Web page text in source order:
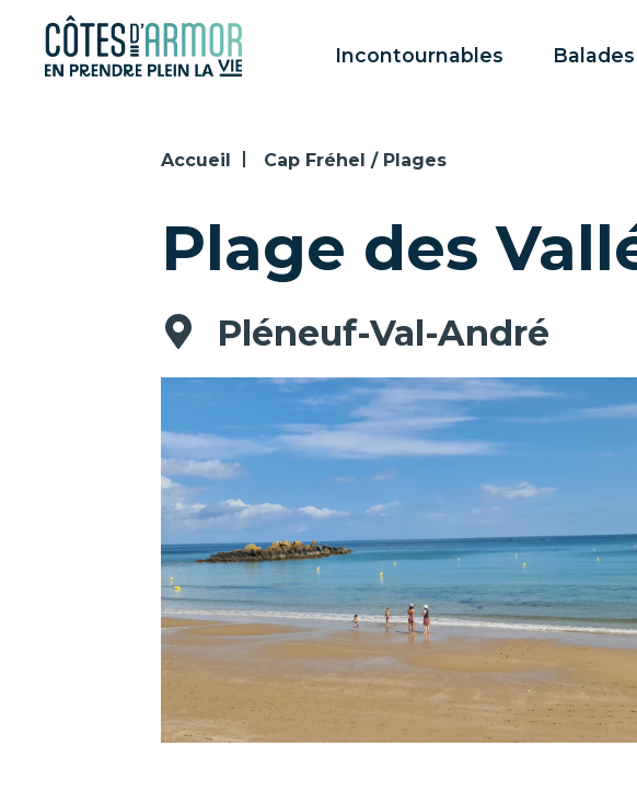
Panneau de gestion des cookies
Incontournables
Accueil Cap Fréhel / Plages
Plage des
Pléneuf-Val-André